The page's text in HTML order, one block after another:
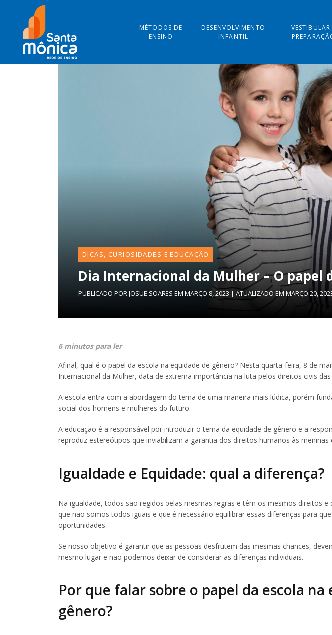
MÉTODOS DE
ENSINO
DESENVOLVIMENTO
INFANTIL
VESTIBULAR
DICAS, CURIOSIDADES E EDUCAÇÃO
Dia Internacional da Mulher – O papel
PUBLICADO PORJOSUE SOARES EM MARÇO 8, 2023 | ATUALIZADO EM MARÇO 20,
6 minutos para ler
Afinal, qual é o papel da escola na equidade de gênero? Nesta quarta-feira, 8 de
Internacional da Mulher, data de extrema importância na luta pelos direitos civis
A escola entra com a abordagem do tema de uma maneira mais lúdica, porém
social dos homens e mulheres do futuro.
A educação é a responsável por introduzir o tema da equidade de gênero e a
reproduz estereótipos que inviabilizam a garantia dos direitos humanos às meninas
Igualdade e Equidade: qual a diferença?
Na igualdade, todos são regidos pelas mesmas regras e têm os mesmos direitos e
que não somos todos iguais e que é necessário equilibrar essas diferenças para
oportunidades.
Se nosso objetivo é garantir que as pessoas desfrutem das mesmas chances,
mesmo lugar e não podemos deixar de considerar as diferenças individuais.
Por que falar sobre o papel da escola na
gênero?